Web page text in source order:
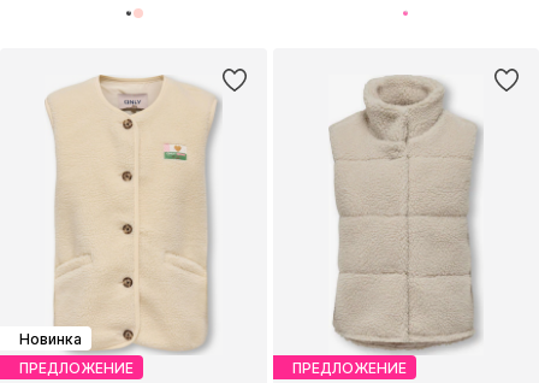
Новинка
ПРЕДЛОЖЕНИЕ
ПРЕДЛОЖЕНИЕ